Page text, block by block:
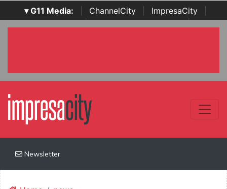
▾ G11 Media: ChannelCity ImpresaCity
SecurityOpenLab | Italian Channel Awards | Italian
Newsletter